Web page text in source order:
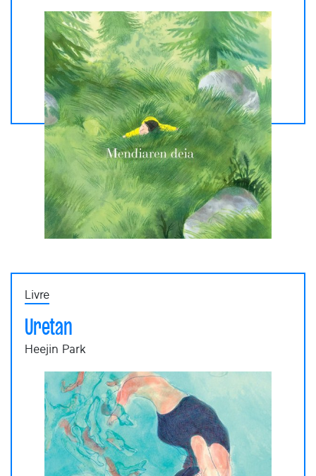
Livre
Uretan
Heejin Park